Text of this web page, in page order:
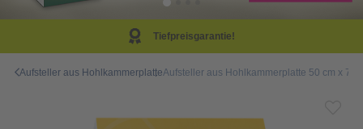
Aufsteller aus HohlkammerplatteAufsteller aus Hohlkammerplatte 50 cm x 70